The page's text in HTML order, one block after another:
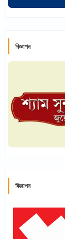
বিজ্ঞাপন
বিজ্ঞাপন